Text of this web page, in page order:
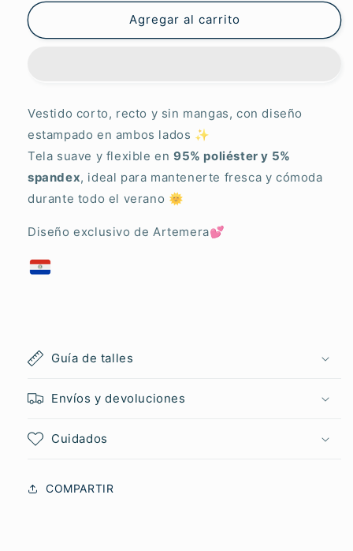
Ariel
Agregar al carrito
Vestido corto, recto y sin mangas, con diseño
estampado en ambos lados ✨
Tela suave y flexible en 95% poliéster y 5%
spandex, ideal para mantenerte fresca y cómoda
durante todo el verano 🌞
Diseño exclusivo de Artemera💕
Guía de talles
Envíos y devoluciones
Cuidados
COMPARTIR